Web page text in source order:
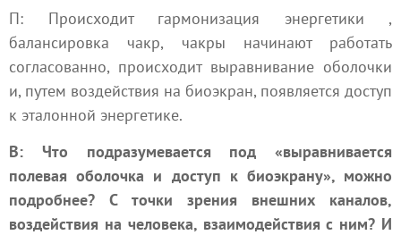
П: Происходит гармонизация энергетики ,
балансировка чакр, чакры начинают работать
согласованно, происходит выравнивание оболочки
и, путем воздействия на биоэкран, появляется доступ
к эталонной энергетике.
В: Что подразумевается под «выравнивается
полевая оболочка и доступ к биоэкрану», можно
подробнее? С точки зрения внешних каналов,
воздействия на человека, взаимодействия с ним? И